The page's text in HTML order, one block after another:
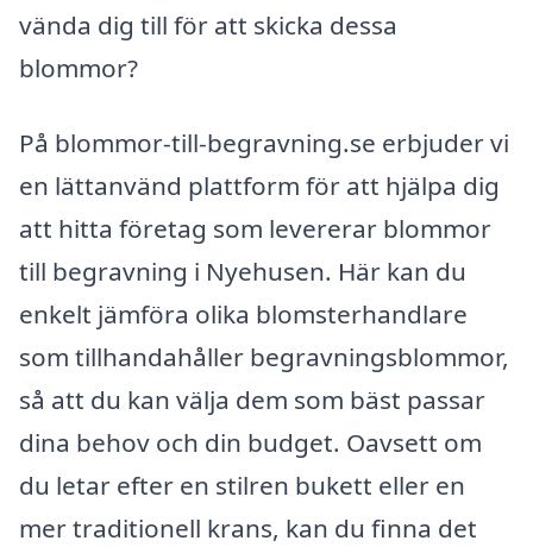
vända dig till för att skicka dessa
blommor?
På blommor-till-begravning.se erbjuder vi
en lättanvänd plattform för att hjälpa dig
att hitta företag som levererar blommor
till begravning i Nyehusen. Här kan du
enkelt jämföra olika blomsterhandlare
som tillhandahåller begravningsblommor,
så att du kan välja dem som bäst passar
dina behov och din budget. Oavsett om
du letar efter en stilren bukett eller en
mer traditionell krans, kan du finna det